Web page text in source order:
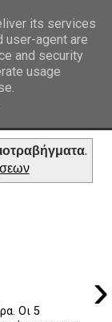
.
›
Οι 5
its services
user-agent are
and security
usage